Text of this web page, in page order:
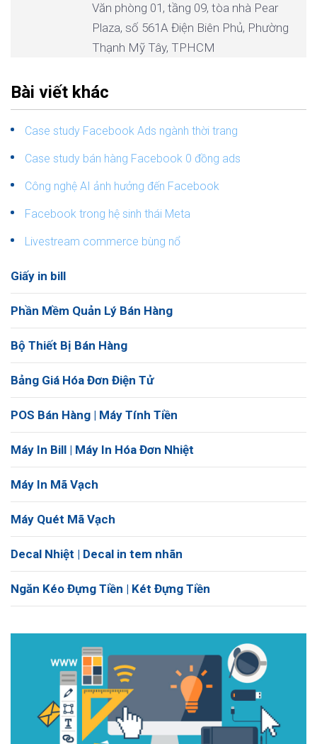
Văn phòng 01, tầng 09, tòa nhà Pear
Plaza, số 561A Điện Biên Phủ, Phường
Thạnh Mỹ Tây, TPHCM
Bài viết khác
Case study Facebook Ads ngành thời trang
Case study bán hàng Facebook 0 đồng ads
Công nghệ AI ảnh hưởng đến Facebook
Facebook trong hệ sinh thái Meta
Livestream commerce bùng nổ
Giấy in bill
Phần Mềm Quản Lý Bán Hàng
Bộ Thiết Bị Bán Hàng
Bảng Giá Hóa Đơn Điện Tử
POS Bán Hàng | Máy Tính Tiền
Máy In Bill | Máy In Hóa Đơn Nhiệt
Máy In Mã Vạch
Máy Quét Mã Vạch
Decal Nhiệt | Decal in tem nhãn
Ngăn Kéo Đựng Tiền | Két Đựng Tiền